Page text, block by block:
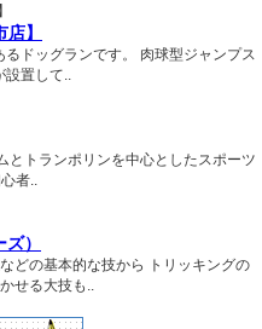
】
ドッグランです。 肉球型ジャンプス
設置して..
とトランポリンを中心としたスポーツ
者..
）
どの基本的な技から トリッキングの
せる大技も..